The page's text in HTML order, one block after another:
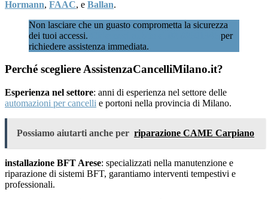
Hormann, FAAC, e Ballan.
Non lasciare che un guasto comprometta la sicurezza
dei tuoi accessi.
per
richiedere assistenza immediata.
Perché scegliere AssistenzaCancelliMilano.it?
Esperienza nel settore: anni di esperienza nel settore delle
automazioni per cancelli e portoni nella provincia di Milano.
Possiamo aiutarti anche per riparazione CAME Carpiano
installazione BFT Arese: specializzati nella manutenzione e
riparazione di sistemi BFT, garantiamo interventi tempestivi e
professionali.